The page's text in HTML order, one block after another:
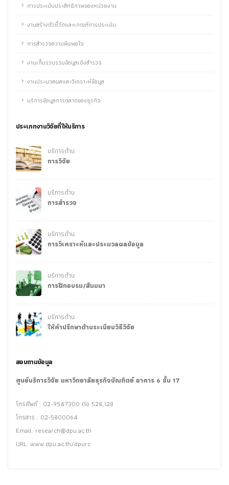
การประเมินประสิทธิภาพของหน่วยงาน
งานสร้างตัวชี้วัดและเกณฑ์การประเมิน
การสำรวจความพึงพอใจ
งานเก็บรวบรวมข้อมูลเชิงสำรวจ
งานประมวลผลและวิเคราะห์ข้อมูล
บริการข้อมูลการตลาดของธุรกิจ
ประเภทงานวิจัยที่ให้บริการ
บริการด้าน
การวิจัย
บริการด้าน
การสำรวจ
บริการด้าน
การวิเคราะห์และประมวลผลข้อมูล
บริการด้าน
การฝึกอบรม/สัมมนา
บริการด้าน
ให้คำปรึกษาด้านระเบียบวิธีวิจัย
สอบถามข้อมูล
ศูนย์บริการวิจัย มหาวิทยาลัยธุรกิจบัณฑิตย์ อาคาร 6 ชั้น 17
โทรศัพท์ : 02-9547300 ต่อ 528,128
โทรสาร : 02-5800064
Email: research@dpu.ac.th
URL: www.dpu.ac.th/dpurc